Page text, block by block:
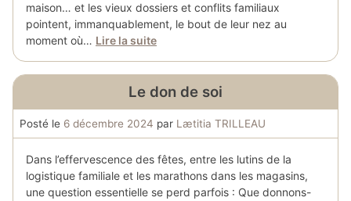
maison… et les vieux dossiers et conflits familiaux
pointent, immanquablement, le bout de leur nez au
moment où… Lire la suite
Le don de soi
Posté le 6 décembre 2024 par Lætitia TRILLEAU
Dans l’effervescence des fêtes, entre les lutins de la
logistique familiale et les marathons dans les magasins,
une question essentielle se perd parfois : Que donnons-